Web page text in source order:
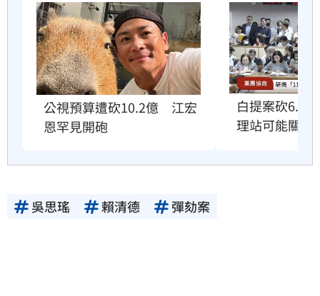
公視預算遭砍10.2億　江宏
恩罕見開砲
白提案砍6.6
理站可能關門
吳思瑤 賴清德 彈劾案